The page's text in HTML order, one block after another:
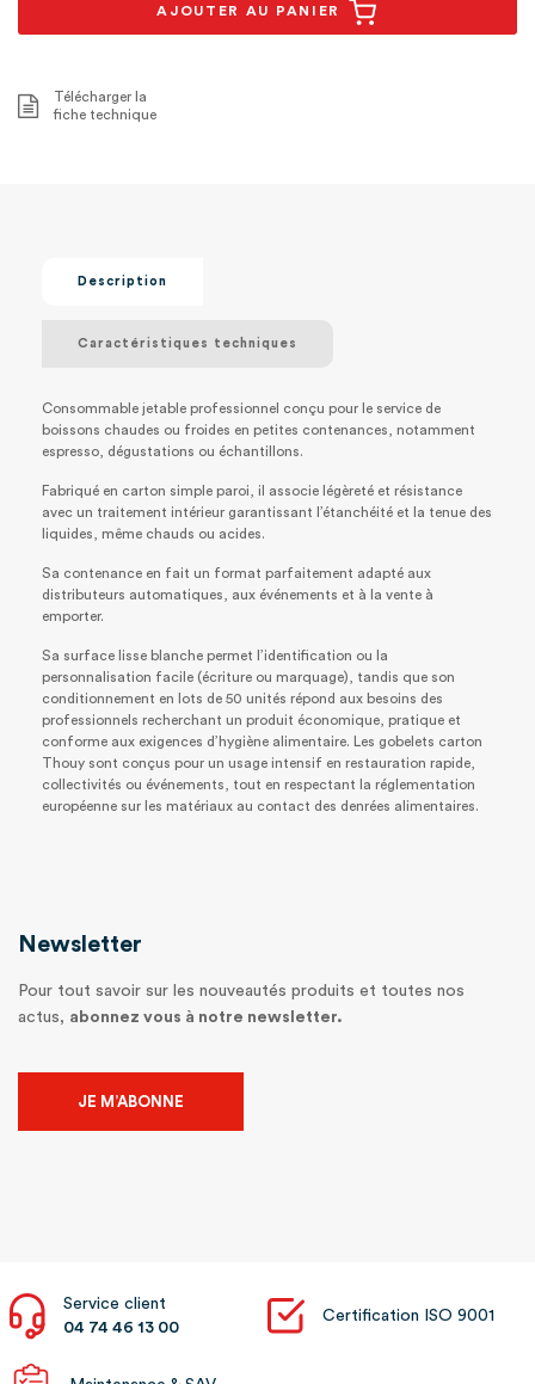
AJOUTER AU PANIER
Télécharger la
fiche technique
Description
Caractéristiques techniques
Consommable jetable professionnel conçu pour le service de
boissons chaudes ou froides en petites contenances, notamment
espresso, dégustations ou échantillons.
Fabriqué en carton simple paroi, il associe légèreté et résistance
avec un traitement intérieur garantissant l’étanchéité et la tenue des
liquides, même chauds ou acides.
Sa contenance en fait un format parfaitement adapté aux
distributeurs automatiques, aux événements et à la vente à
emporter.
Sa surface lisse blanche permet l’identification ou la
personnalisation facile (écriture ou marquage), tandis que son
conditionnement en lots de 50 unités répond aux besoins des
professionnels recherchant un produit économique, pratique et
conforme aux exigences d’hygiène alimentaire. Les gobelets carton
Thouy sont conçus pour un usage intensif en restauration rapide,
collectivités ou événements, tout en respectant la réglementation
européenne sur les matériaux au contact des denrées alimentaires.
Newsletter
Pour tout savoir sur les nouveautés produits et toutes nos
actus, abonnez vous à notre newsletter.
JE M’ABONNE
Service client
04 74 46 13 00
Certification ISO 9001